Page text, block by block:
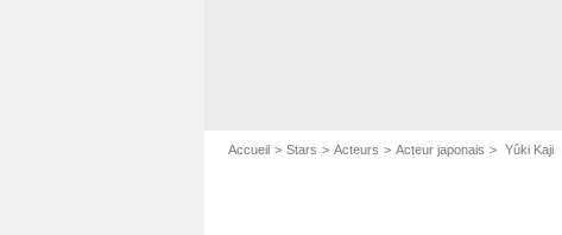
Accueil Stars Acteurs Acteur japonais Yûki Kaji